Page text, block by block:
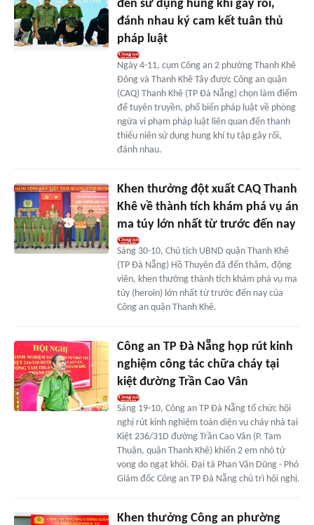
đến sử dụng hung khí gây rối,
đánh nhau ký cam kết tuân thủ
pháp luật
Ngày 4-11, cụm Công an 2 phường Thanh Khê
Đông và Thanh Khê Tây được Công an quận
(CAQ) Thanh Khê (TP Đà Nẵng) chọn làm điểm
để tuyên truyền, phổ biến pháp luật về phòng
ngừa vi phạm pháp luật liên quan đến thanh
thiếu niên sử dụng hung khí tụ tập gây rối,
đánh nhau.
Khen thưởng đột xuất CAQ Thanh
Khê về thành tích khám phá vụ án
ma túy lớn nhất từ trước đến nay
Sáng 30-10, Chủ tịch UBND quận Thanh Khê
(TP Đà Nẵng) Hồ Thuyên đã đến thăm, động
viên, khen thưởng thành tích khám phá vụ ma
túy (heroin) lớn nhất từ trước đến nay của
Công an quận Thanh Khê.
Công an TP Đà Nẵng họp rút kinh
nghiệm công tác chữa cháy tại
kiệt đường Trần Cao Vân
Sáng 19-10, Công an TP Đà Nẵng tổ chức hội
nghị rút kinh nghiệm toàn diện vụ cháy nhà tại
Kiệt 236/31D đường Trần Cao Vân (P. Tam
Thuận, quận Thanh Khê) khiến 2 em nhỏ tử
vong do ngạt khói. Đại tá Phan Văn Dũng - Phó
Giám đốc Công an TP Đà Nẵng chủ trì hội nghị.
Khen thưởng Công an phường